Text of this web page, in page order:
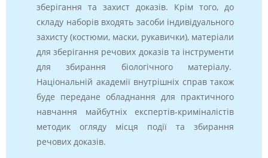
зберігання та захист доказів. Крім того, до
складу наборів входять засоби індивідуального
захисту (костюми, маски, рукавички), матеріали
для зберігання речових доказів та інструменти
для збирання біологічного матеріалу.
Національній академії внутрішніх справ також
буде передане обладнання для практичного
навчання майбутніх експертів-криміналістів
методик огляду місця події та збирання
речових доказів.